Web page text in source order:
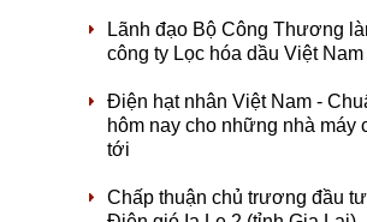
Lãnh đạo Bộ Công Thương
công ty Lọc hóa dầu Việt
Điện hạt nhân Việt Nam -
hôm nay cho những nhà máy
tới
Chấp thuận chủ trương đầu